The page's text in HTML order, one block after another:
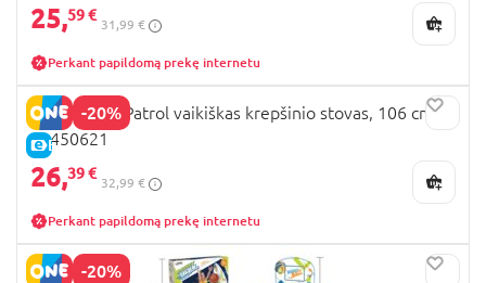
25,59 €
31,99 €
Perkant papildomą prekę internetu
-20%
E-KAINA
STAMP Paw Patrol vaikiškas krepšinio stovas, 106 cm,
PA450621
26,39 €
32,99 €
Perkant papildomą prekę internetu
-20%